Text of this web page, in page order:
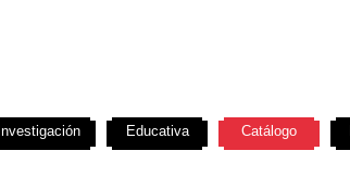
Investigación Educativa Catálogo